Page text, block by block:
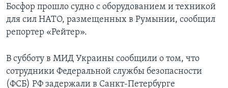
Босфор прошло судно с оборудованием и техникой
для сил НАТО, размещенных в Румынии, сообщил
репортер «Рейтер».
В субботу в МИД Украины сообщили о том, что
сотрудники Федеральной службы безопасности
(ФСБ) РФ задержали в Санкт-Петербурге